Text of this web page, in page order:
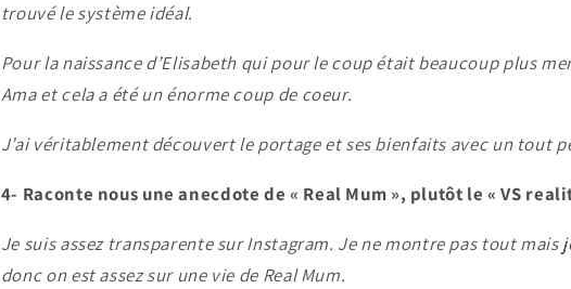
trouvé le système idéal.
Pour la naissance d’Elisabeth qui pour le coup était beaucoup plus
Ama et cela a été un énorme coup de coeur.
J’ai véritablement découvert le portage et ses bienfaits avec un tout
4- Raconte nous une anecdote de « Real Mum », plutôt le « VS
Je suis assez transparente sur Instagram. Je ne montre pas tout mais
donc on est assez sur une vie de Real Mum.